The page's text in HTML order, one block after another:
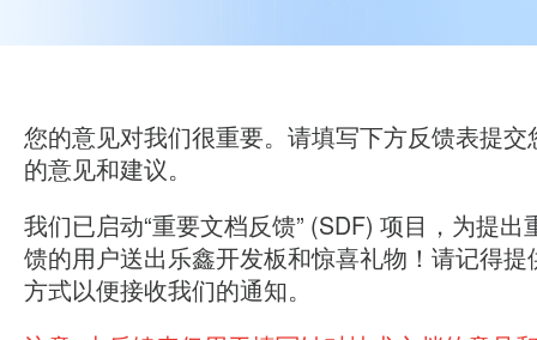
您的意见对我们很重要。请填写下方反馈表提交
的意见和建议。
我们已启动“重要文档反馈” (SDF) 项目，为提出
馈的用户送出乐鑫开发板和惊喜礼物！请记得提
方式以便接收我们的通知。